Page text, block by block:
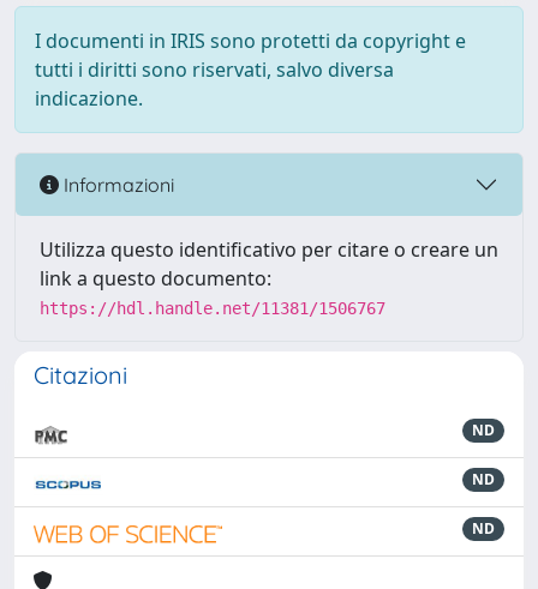
I documenti in IRIS sono protetti da copyright e
tutti i diritti sono riservati, salvo diversa
indicazione.
Informazioni
Utilizza questo identificativo per citare o creare un
link a questo documento:
https://hdl.handle.net/11381/1506767
Citazioni
ND
ND
ND